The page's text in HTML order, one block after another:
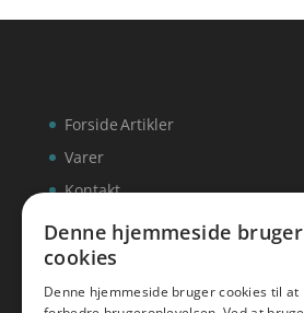
Forside
Varer
Kontakt
Artikler
inks
Denne hjemmeside bruger
cookies
Denne hjemmeside bruger cookies til at